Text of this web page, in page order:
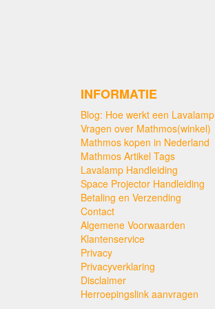
INFORMATIE
Blog: Hoe werkt een Lavalamp
Vragen over Mathmos(winkel)
Mathmos kopen in Nederland
Mathmos Artikel Tags
Lavalamp Handleiding
Space Projector Handleiding
Betaling en Verzending
Contact
Algemene Voorwaarden
Klantenservice
Privacy
Privacyverklaring
Disclaimer
Herroepingslink aanvragen